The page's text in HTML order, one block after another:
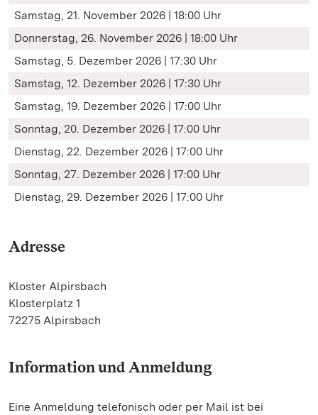
Samstag, 21. November 2026 | 18:00 Uhr
Donnerstag, 26. November 2026 | 18:00 Uhr
Samstag, 5. Dezember 2026 | 17:30 Uhr
Samstag, 12. Dezember 2026 | 17:30 Uhr
Samstag, 19. Dezember 2026 | 17:00 Uhr
Sonntag, 20. Dezember 2026 | 17:00 Uhr
Dienstag, 22. Dezember 2026 | 17:00 Uhr
Sonntag, 27. Dezember 2026 | 17:00 Uhr
Dienstag, 29. Dezember 2026 | 17:00 Uhr
Adresse
Kloster Alpirsbach
Klosterplatz 1
72275 Alpirsbach
Information und Anmeldung
Eine Anmeldung telefonisch oder per Mail ist bei